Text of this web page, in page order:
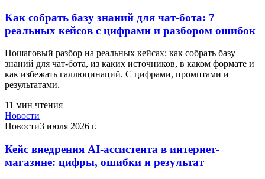
Как собрать базу знаний для чат-бота: 7
реальных кейсов с цифрами и разбором ошибок
Пошаговый разбор на реальных кейсах: как собрать базу
знаний для чат-бота, из каких источников, в каком формате и
как избежать галлюцинаций. С цифрами, промптами и
результатами.
11 мин чтения
Новости
Новости3 июля 2026 г.
Кейс внедрения AI-ассистента в интернет-
магазине: цифры, ошибки и результат